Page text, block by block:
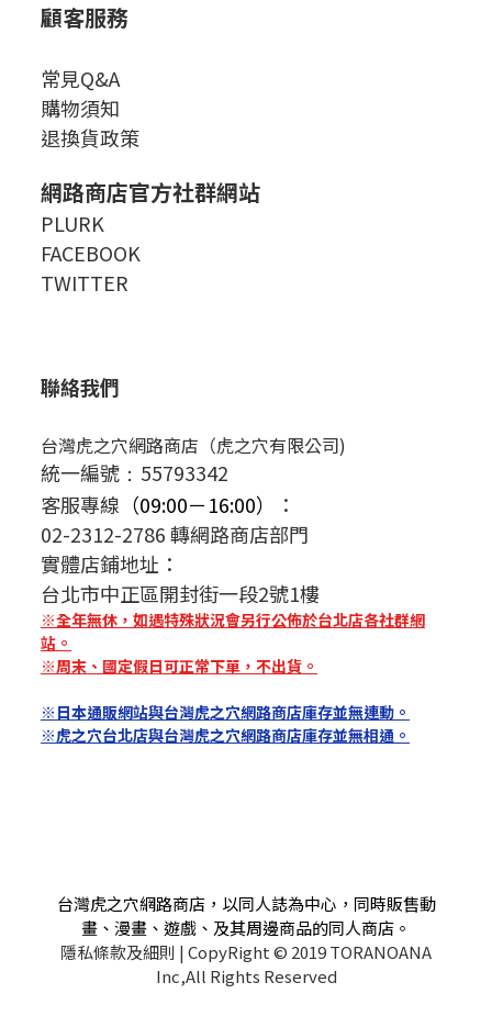
顧客服務
常見Q&A
購物須知
退換貨政策
網路商店官方社群網站
PLURK
FACEBOOK
TWITTER
聯絡我們
台灣虎之穴網路商店（虎之穴有限公司)
統一編號 ： 55793342
客服專線 （09:00－16:00）
：
02-2312-2786 轉網路商店部門
實體店鋪地址：
台北市中正區開封街一段2號1樓
※全年無休，如遇特殊狀況會另行公佈於台北店各社群網
站。
※周末、國定假日可正常下單，不出貨。
※日本通販網站與台灣虎之穴網路商店庫存並無連動。
※虎之穴台北店與台灣虎之穴網路商店庫存並無相通。
台灣虎之穴網路商店，以同人誌為中心，同時販售動
畫、漫畫、遊戲、及其周邊商品的同人商店。
隱私條款及細則 | CopyRight © 2019 TORANOANA
Inc,All Rights Reserved